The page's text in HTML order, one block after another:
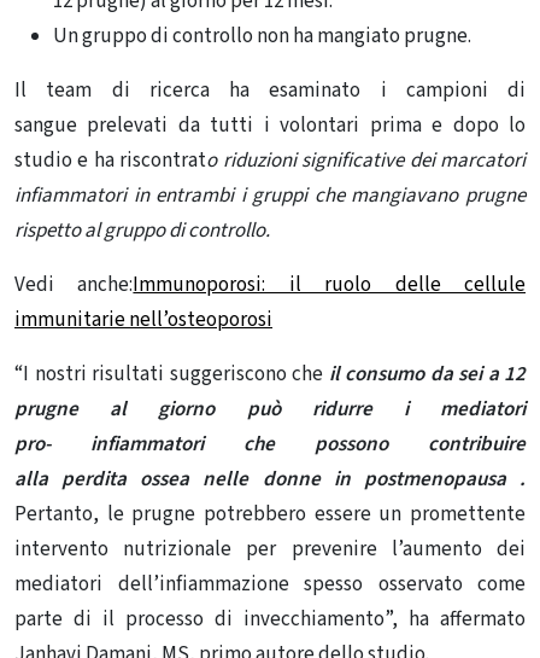
Un gruppo di controllo non ha mangiato prugne.
Il team di ricerca ha esaminato i campioni di
sangue prelevati da tutti i volontari prima e dopo lo
studio e ha riscontrato riduzioni significative dei marcatori
infiammatori in entrambi i gruppi che mangiavano prugne
rispetto algruppo di controllo.
Vedi anche:Immunoporosi: il ruolo delle cellule
immunitarie nell’osteoporosi
“I nostri risultati suggeriscono che il consumo da sei a 12
prugne al giorno può ridurre i mediatori
pro- infiammatori che possono contribuire
alla perdita ossea nelle donne in postmenopausa.
Pertanto, le prugne potrebbero essere un promettente
intervento nutrizionale per prevenire l’aumento dei
mediatori dell’infiammazione spesso osservato come
parte di il processo di invecchiamento”, ha affermato